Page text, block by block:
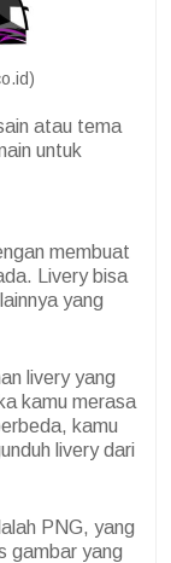
atau tema
untuk
membuat
Livery bisa
yang
livery yang
kamu merasa
kamu
livery dari
PNG, yang
gambar yang